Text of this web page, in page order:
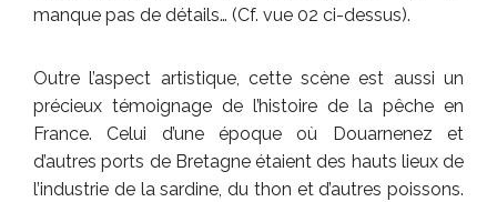
manque pas de détails… (Cf. vue 02 ci-dessus).
Outre l’aspect artistique, cette scène est aussi un
précieux témoignage de l’histoire de la pêche en
France. Celui d’une époque où Douarnenez et
d’autres ports de Bretagne étaient des hauts lieux de
l’industrie de la sardine, du thon et d’autres poissons.